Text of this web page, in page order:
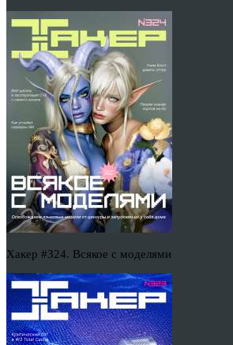
Хакер #324. Всякое с моделями